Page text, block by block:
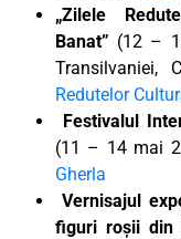
„Zilele
Banat” (12 –
Transilvaniei,
Redutelor
Festivalul
(11 – 14 mai
Gherla
Vernisajul
figuri roșii din